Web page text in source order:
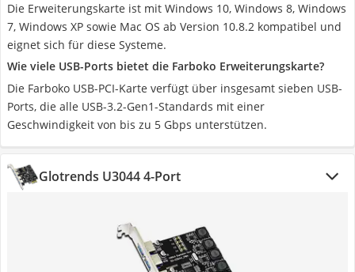
Die Erweiterungskarte ist mit Windows 10, Windows 8, Windows
7, Windows XP sowie Mac OS ab Version 10.8.2 kompatibel und
eignet sich für diese Systeme.
Wie viele USB-Ports bietet die Farboko Erweiterungskarte?
Die Farboko USB-PCI-Karte verfügt über insgesamt sieben USB-
Ports, die alle USB-3.2-Gen1-Standards mit einer
Geschwindigkeit von bis zu 5 Gbps unterstützen.
Glotrends U3044 4-Port